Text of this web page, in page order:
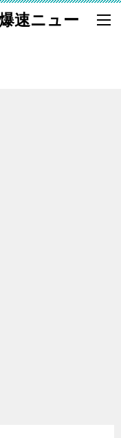
速ニュー